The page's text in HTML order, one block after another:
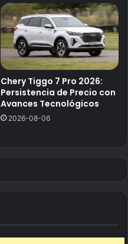
Chery Tiggo 7 Pro 2026:
Persistencia de Precio con
Avances Tecnológicos
2026-08-06